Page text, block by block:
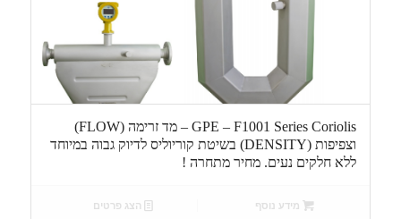
GPE – F1001 Series Coriolis – מד זרימה (FLOW)
וצפיפות (DENSITY) בשיטת קוריוליס לדיוק גבוה במיוחד
ללא חלקים נעים. מחיר מתחרה !
מידע נוסף הצג פרטים